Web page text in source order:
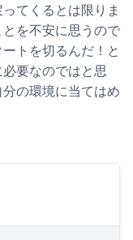
てくるとは限りま
を不安に思うので
トを切るんだ！と
要なのではと思
の環境に当てはめ